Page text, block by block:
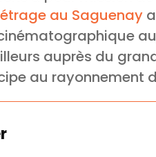
au Saguenay
auprès du
au rayonnement